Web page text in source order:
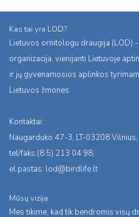
Kas tai yra LOD?
Lietuvos ornitologu draugija (LOD)
organizacija, vienijanti Lietuvoje
ir jų gyvenamosios aplinkos
Lietuvos žmones.
Kontaktai:
Naugarduko 47-3, LT-03208 Vilnius,
tel/faks:(8 5) 213 04 98,
el.pastas: lod@birdlife.lt
Mūsų vizija
Mes tikime, kad tik bendromis visų